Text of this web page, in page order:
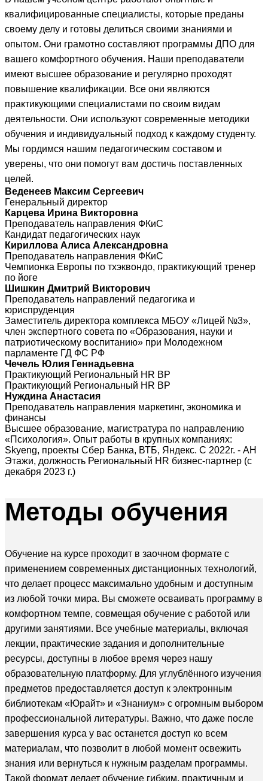
квалифицированные специалисты, которые преданы
своему делу и готовы делиться своими знаниями и
опытом. Они грамотно составляют программы ДПО для
вашего комфортного обучения. Наши преподаватели
имеют высшее образование и регулярно проходят
повышение квалификации. Все они являются
практикующими специалистами по своим видам
деятельности. Они используют современные методики
обучения и индивидуальный подход к каждому студенту.
Мы гордимся нашим педагогическим составом и
уверены, что они помогут вам достичь поставленных
целей.
Веденеев Максим Сергеевич
Генеральный директор
Карцева Ирина Викторовна
Преподаватель направления ФКиС
Кандидат педагогических наук
Кириллова Алиса Александровна
Преподаватель направления ФКиС
Чемпионка Европы по тхэквондо, практикующий тренер
по йоге
Шишкин Дмитрий Викторович
Преподаватель направлений педагогика и
юриспруденция
Заместитель директора комплекса МБОУ «Лицей №3»,
член экспертного совета по «Образования, науки и
патриотическому воспитанию» при Молодежном
парламенте ГД ФС РФ
Чечель Юлия Геннадьевна
Практикующий Региональный HR BP
Практикующий Региональный HR BP
Нуждина Анастасия
Преподаватель направления маркетинг, экономика и
финансы
Высшее образование, магистратура по направлению
«Психология». Опыт работы в крупных компаниях:
Skyeng, проекты Сбер Банка, ВТБ, Яндекс. С 2022г. - АН
Этажи, должность Региональный HR бизнес-партнер (с
декабря 2023 г.)
Методы обучения
Обучение на курсе проходит в заочном формате с
применением современных дистанционных технологий,
что делает процесс максимально удобным и доступным
из любой точки мира. Вы сможете осваивать программу в
комфортном темпе, совмещая обучение с работой или
другими занятиями. Все учебные материалы, включая
лекции, практические задания и дополнительные
ресурсы, доступны в любое время через нашу
образовательную платформу. Для углублённого изучения
предметов предоставляется доступ к электронным
библиотекам «Юрайт» и «Знаниум» с огромным выбором
профессиональной литературы. Важно, что даже после
завершения курса у вас останется доступ ко всем
материалам, что позволит в любой момент освежить
знания или вернуться к нужным разделам программы.
Такой формат делает обучение гибким, практичным и